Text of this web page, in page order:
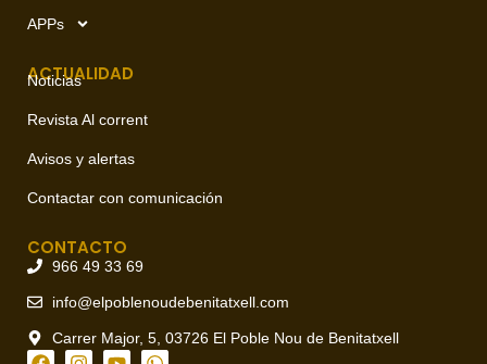
APPs
ACTUALIDAD
Noticias
Revista Al corrent
Avisos y alertas
Contactar con comunicación
CONTACTO
966 49 33 69
info@elpoblenoudebenitatxell.com
Carrer Major, 5, 03726 El Poble Nou de Benitatxell